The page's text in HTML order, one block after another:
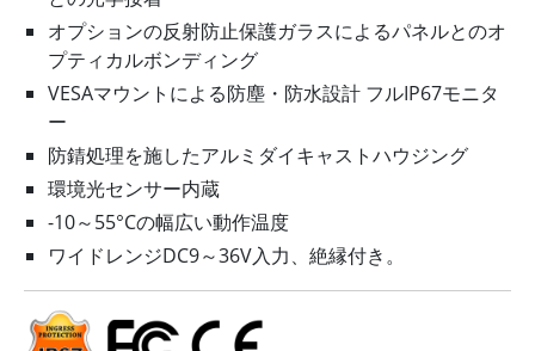
オプションの反射防止保護ガラスによるパネルとのオ
プティカルボンディング
VESAマウントによる防塵・防水設計 フルIP67モニタ
ー
防錆処理を施したアルミダイキャストハウジング
環境光センサー内蔵
-10～55°Cの幅広い動作温度
ワイドレンジDC9～36V入力、絶縁付き。